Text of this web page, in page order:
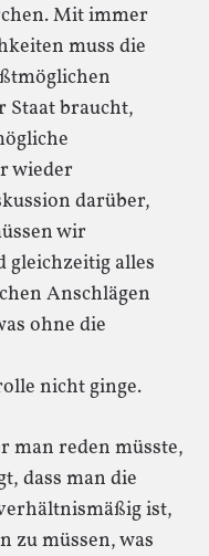
Mit immer
muss die
Staat braucht,
wieder
darüber,
wir
gleichzeitig alles
Anschlägen
ohne die
nicht ginge.
man reden müsste,
dass man die
ist,
zu müssen, was